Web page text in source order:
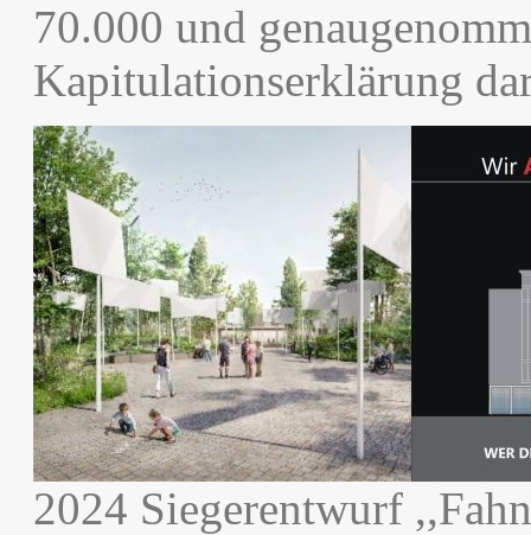
70.000 und
Kapitulationserklärung
2024 Siegerentwurf